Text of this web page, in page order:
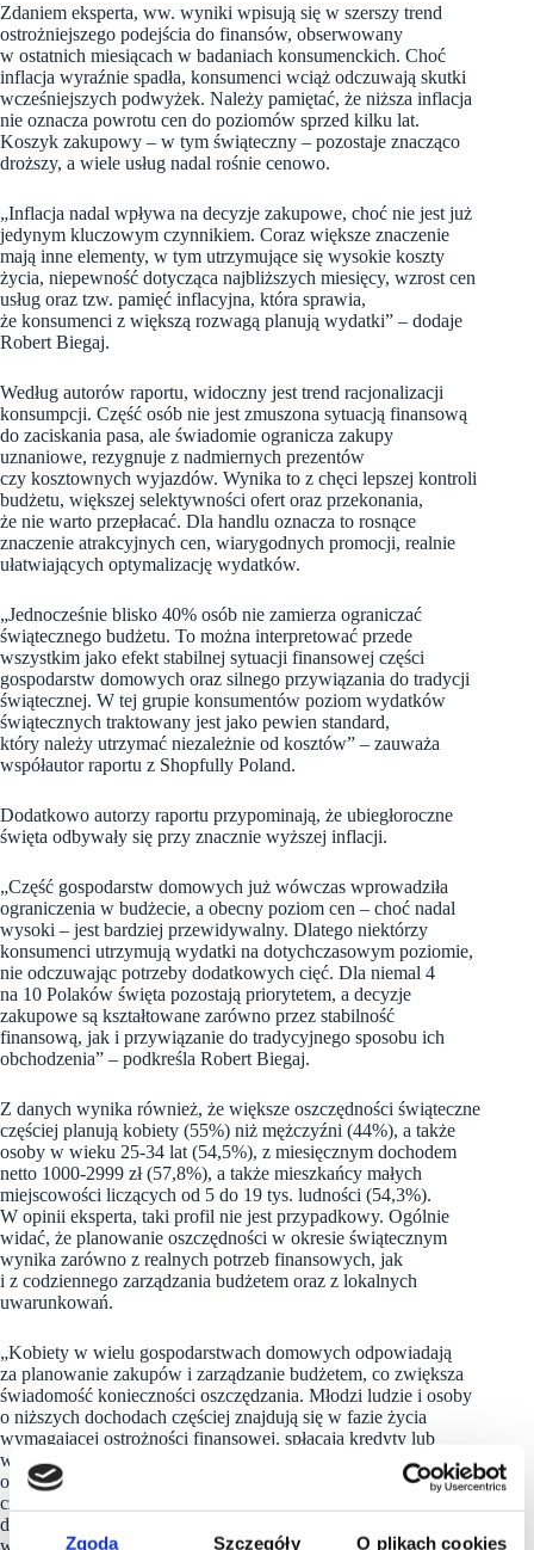
Zgoda Szczegóły O plikach cookies
Zdaniem eksperta, ww. wyniki wpisują się w szerszy trend
ostrożniejszego podejścia do finansów, obserwowany
w ostatnich miesiącach w badaniach konsumenckich. Choć
inflacja wyraźnie spadła, konsumenci wciąż odczuwają skutki
wcześniejszych podwyżek. Należy pamiętać, że niższa inflacja
nie oznacza powrotu cen do poziomów sprzed kilku lat.
Koszyk zakupowy – w tym świąteczny – pozostaje znacząco
droższy, a wiele usług nadal rośnie cenowo.
„Inflacja nadal wpływa na decyzje zakupowe, choć nie jest już
jedynym kluczowym czynnikiem. Coraz większe znaczenie
mają inne elementy, w tym utrzymujące się wysokie koszty
życia, niepewność dotycząca najbliższych miesięcy, wzrost cen
usług oraz tzw. pamięć inflacyjna, która sprawia,
że konsumenci z większą rozwagą planują wydatki” – dodaje
Robert Biegaj.
Według autorów raportu, widoczny jest trend racjonalizacji
konsumpcji. Część osób nie jest zmuszona sytuacją finansową
do zaciskania pasa, ale świadomie ogranicza zakupy
uznaniowe, rezygnuje z nadmiernych prezentów
czy kosztownych wyjazdów. Wynika to z chęci lepszej kontroli
budżetu, większej selektywności ofert oraz przekonania,
że nie warto przepłacać. Dla handlu oznacza to rosnące
znaczenie atrakcyjnych cen, wiarygodnych promocji, realnie
ułatwiających optymalizację wydatków.
„Jednocześnie blisko 40% osób nie zamierza ograniczać
świątecznego budżetu. To można interpretować przede
wszystkim jako efekt stabilnej sytuacji finansowej części
gospodarstw domowych oraz silnego przywiązania do tradycji
świątecznej. W tej grupie konsumentów poziom wydatków
świątecznych traktowany jest jako pewien standard,
który należy utrzymać niezależnie od kosztów” – zauważa
współautor raportu z Shopfully Poland.
Dodatkowo autorzy raportu przypominają, że ubiegłoroczne
święta odbywały się przy znacznie wyższej inflacji.
„Część gospodarstw domowych już wówczas wprowadziła
ograniczenia w budżecie, a obecny poziom cen – choć nadal
wysoki – jest bardziej przewidywalny. Dlatego niektórzy
konsumenci utrzymują wydatki na dotychczasowym poziomie,
nie odczuwając potrzeby dodatkowych cięć. Dla niemal 4
na 10 Polaków święta pozostają priorytetem, a decyzje
zakupowe są kształtowane zarówno przez stabilność
finansową, jak i przywiązanie do tradycyjnego sposobu ich
obchodzenia” – podkreśla Robert Biegaj.
Z danych wynika również, że większe oszczędności świąteczne
częściej planują kobiety (55%) niż mężczyźni (44%), a także
osoby w wieku 25-34 lat (54,5%), z miesięcznym dochodem
netto 1000-2999 zł (57,8%), a także mieszkańcy małych
miejscowości liczących od 5 do 19 tys. ludności (54,3%).
W opinii eksperta, taki profil nie jest przypadkowy. Ogólnie
widać, że planowanie oszczędności w okresie świątecznym
wynika zarówno z realnych potrzeb finansowych, jak
i z codziennego zarządzania budżetem oraz z lokalnych
uwarunkowań.
„Kobiety w wielu gospodarstwach domowych odpowiadają
za planowanie zakupów i zarządzanie budżetem, co zwiększa
świadomość konieczności oszczędzania. Młodzi ludzie i osoby
o niższych dochodach częściej znajdują się w fazie życia
wymagającej ostrożności finansowej, spłacają kredyty lub
wychowują dzieci, a ich budżety domowe są mocniej
ograniczone. Mieszkańcy małych miejscowości natomiast
częściej muszą planować zakupy z wyprzedzeniem, a dostęp
do konkurencyjnych ofert bywa ograniczony, co sprzyja
większej świadomości wydatków” – analizuje Robert Biegaj.